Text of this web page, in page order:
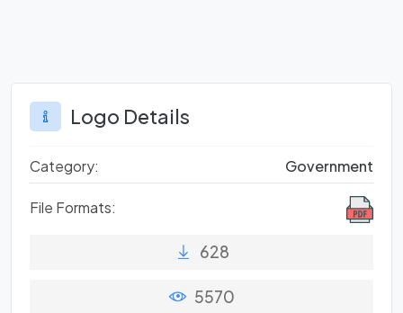
Logo Details
Category: Government
File Formats:
628
5570